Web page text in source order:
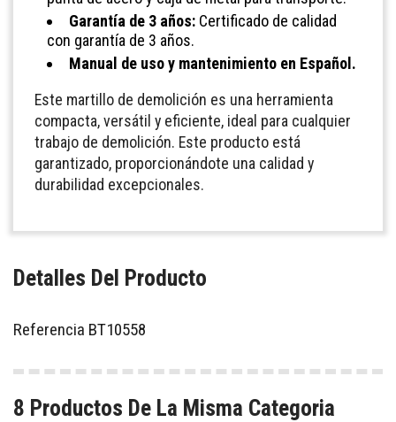
Garantía de 3 años: Certificado de calidad
con garantía de 3 años.
Manual de uso y mantenimiento en Español.
Este martillo de demolición es una herramienta
compacta, versátil y eficiente, ideal para cualquier
trabajo de demolición. Este producto está
garantizado, proporcionándote una calidad y
durabilidad excepcionales.
Detalles Del Producto
Referencia BT10558
8 Productos De La Misma Categoria